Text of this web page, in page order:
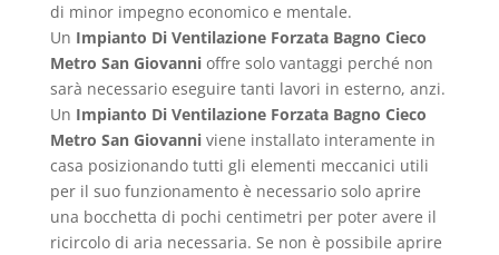
di minor impegno economico e mentale.
Un Impianto Di Ventilazione Forzata Bagno Cieco
Metro San Giovannioffre solo vantaggi perché non
sarà necessario eseguire tanti lavori in esterno, anzi.
Un Impianto Di Ventilazione Forzata Bagno Cieco
Metro San Giovanniviene installato interamente in
casa posizionando tutti gli elementi meccanici utili
per il suo funzionamento è necessario solo aprire
una bocchetta di pochi centimetri per poter avere il
ricircolo di aria necessaria. Se non è possibile aprire